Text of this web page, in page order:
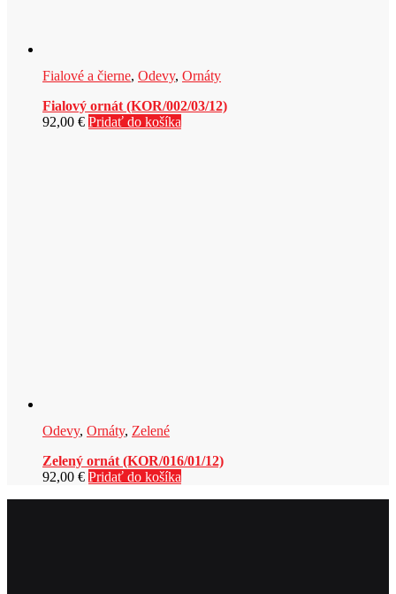
Fialové a čierne, Odevy, Ornáty
Fialový ornát (KOR/002/03/12)
92,00 € Pridať do košíka
Odevy, Ornáty, Zelené
Zelený ornát (KOR/016/01/12)
92,00 € Pridať do košíka